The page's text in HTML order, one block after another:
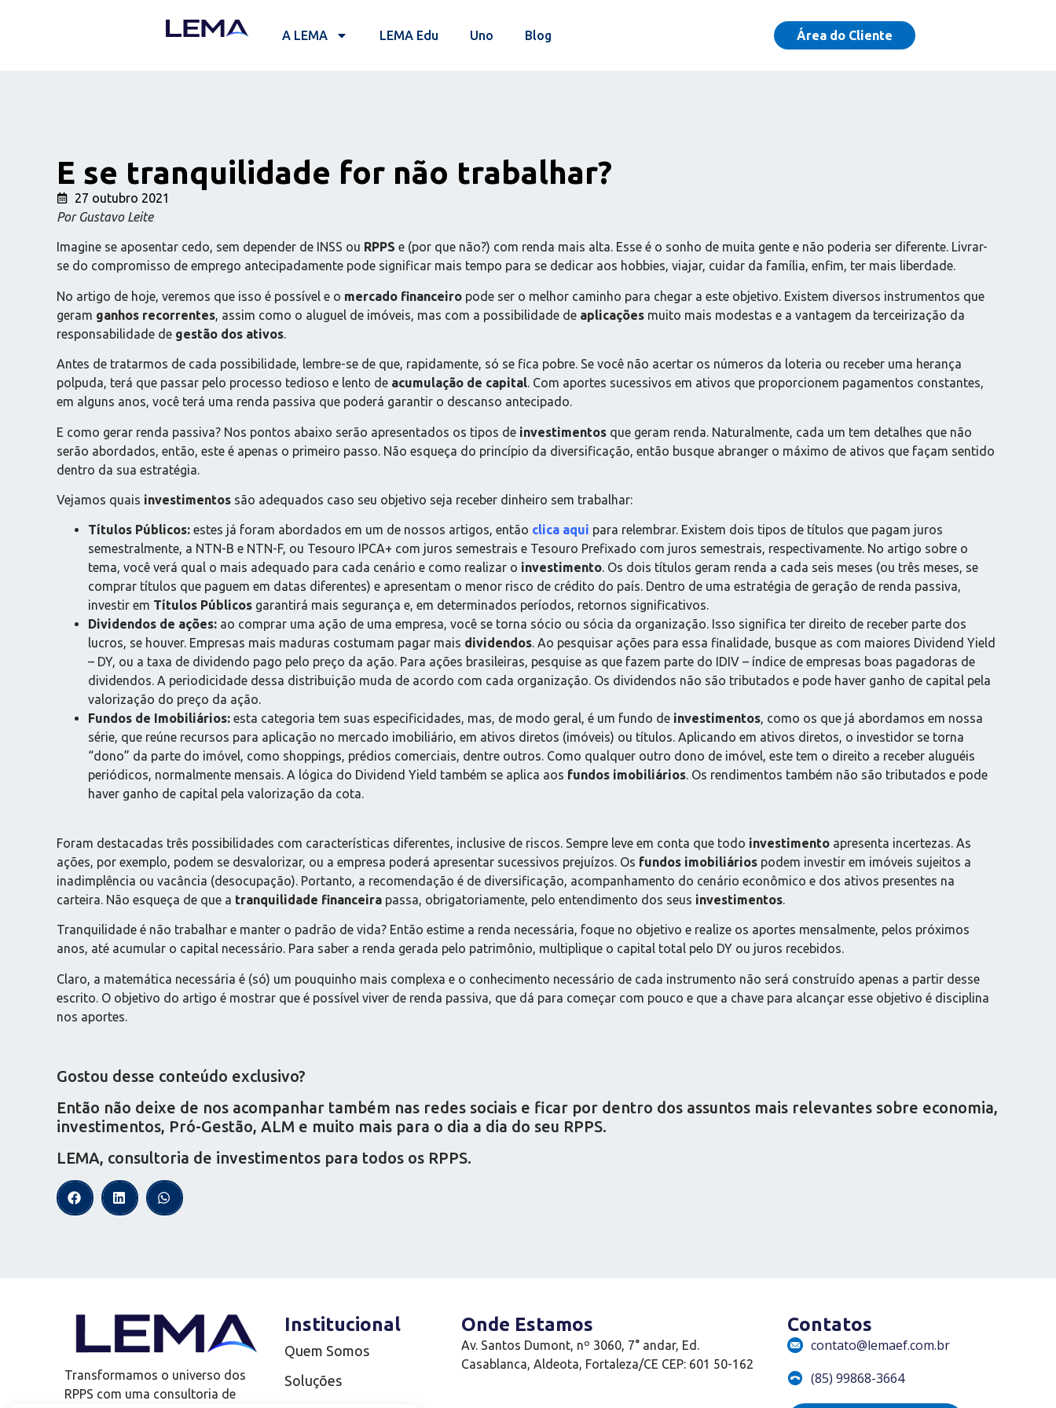
A LEMA LEMA Edu Uno Blog Área do Cliente
E se tranquilidade for não trabalhar?
27 outubro 2021
Por Gustavo Leite
Imagine se aposentar cedo, sem depender de INSS ou RPPS e (por que não?) com renda mais alta. Esse é o sonho de muita gente e não poderia ser diferente. Livrar-
se do compromisso de emprego antecipadamente pode significar mais tempo para se dedicar aos hobbies, viajar, cuidar da família, enfim, ter mais liberdade.
No artigo de hoje, veremos que isso é possível e o mercado financeiro pode ser o melhor caminho para chegar a este objetivo. Existem diversos instrumentos que
geram ganhos recorrentes, assim como o aluguel de imóveis, mas com a possibilidade de aplicações muito mais modestas e a vantagem da terceirização da
responsabilidade de gestão dos ativos.
Antes de tratarmos de cada possibilidade, lembre-se de que, rapidamente, só se fica pobre. Se você não acertar os números da loteria ou receber uma herança
polpuda, terá que passar pelo processo tedioso e lento de acumulação de capital. Com aportes sucessivos em ativos que proporcionem pagamentos constantes,
em alguns anos, você terá uma renda passiva que poderá garantir o descanso antecipado.
E como gerar renda passiva? Nos pontos abaixo serão apresentados os tipos de investimentos que geram renda. Naturalmente, cada um tem detalhes que não
serão abordados, então, este é apenas o primeiro passo. Não esqueça do princípio da diversificação, então busque abranger o máximo de ativos que façam sentido
dentro da sua estratégia.
Vejamos quais investimentos são adequados caso seu objetivo seja receber dinheiro sem trabalhar:
Títulos Públicos: estes já foram abordados em um de nossos artigos, então clica aqui para relembrar. Existem dois tipos de títulos que pagam juros
semestralmente, a NTN-B e NTN-F, ou Tesouro IPCA+ com juros semestrais e Tesouro Prefixado com juros semestrais, respectivamente. No artigo sobre o
tema, você verá qual o mais adequado para cada cenário e como realizar o investimento. Os dois títulos geram renda a cada seis meses (ou três meses, se
comprar títulos que paguem em datas diferentes) e apresentam o menor risco de crédito do país. Dentro de uma estratégia de geração de renda passiva,
investir em Títulos Públicos garantirá mais segurança e, em determinados períodos, retornos significativos.
Dividendos de ações: ao comprar uma ação de uma empresa, você se torna sócio ou sócia da organização. Isso significa ter direito de receber parte dos
lucros, se houver. Empresas mais maduras costumam pagar mais dividendos. Ao pesquisar ações para essa finalidade, busque as com maiores Dividend Yield
– DY, ou a taxa de dividendo pago pelo preço da ação. Para ações brasileiras, pesquise as que fazem parte do IDIV – índice de empresas boas pagadoras de
dividendos. A periodicidade dessa distribuição muda de acordo com cada organização. Os dividendos não são tributados e pode haver ganho de capital pela
valorização do preço da ação.
Fundos de Imobiliários: esta categoria tem suas especificidades, mas, de modo geral, é um fundo de investimentos, como os que já abordamos em nossa
série, que reúne recursos para aplicação no mercado imobiliário, em ativos diretos (imóveis) ou títulos. Aplicando em ativos diretos, o investidor se torna
“dono” da parte do imóvel, como shoppings, prédios comerciais, dentre outros. Como qualquer outro dono de imóvel, este tem o direito a receber aluguéis
periódicos, normalmente mensais. A lógica do Dividend Yield também se aplica aos fundos imobiliários. Os rendimentos também não são tributados e pode
haver ganho de capital pela valorização da cota.
Foram destacadas três possibilidades com características diferentes, inclusive de riscos. Sempre leve em conta que todo investimento apresenta incertezas. As
ações, por exemplo, podem se desvalorizar, ou a empresa poderá apresentar sucessivos prejuízos. Os fundos imobiliários podem investir em imóveis sujeitos a
inadimplência ou vacância (desocupação). Portanto, a recomendação é de diversificação, acompanhamento do cenário econômico e dos ativos presentes na
carteira. Não esqueça de que a tranquilidade financeira passa, obrigatoriamente, pelo entendimento dos seus investimentos.
Tranquilidade é não trabalhar e manter o padrão de vida? Então estime a renda necessária, foque no objetivo e realize os aportes mensalmente, pelos próximos
anos, até acumular o capital necessário. Para saber a renda gerada pelo patrimônio, multiplique o capital total pelo DY ou juros recebidos.
Claro, a matemática necessária é (só) um pouquinho mais complexa e o conhecimento necessário de cada instrumento não será construído apenas a partir desse
escrito. O objetivo do artigo é mostrar que é possível viver de renda passiva, que dá para começar com pouco e que a chave para alcançar esse objetivo é disciplina
nos aportes.
Gostou desse conteúdo exclusivo?
Então não deixe de nos acompanhar também nas redes sociais e ficar por dentro dos assuntos mais relevantes sobre economia,
investimentos, Pró-Gestão, ALM e muito mais para o dia a dia do seu RPPS.
LEMA, consultoria de investimentos para todos os RPPS.
Transformamos o universo dos
RPPS com uma consultoria de
Institucional
Quem Somos
Soluções
Onde Estamos
Av. Santos Dumont, nº 3060, 7° andar, Ed.
Casablanca, Aldeota, Fortaleza/CE CEP: 601 50-162
Contatos
contato@lemaef.com.br
(85) 99868-3664